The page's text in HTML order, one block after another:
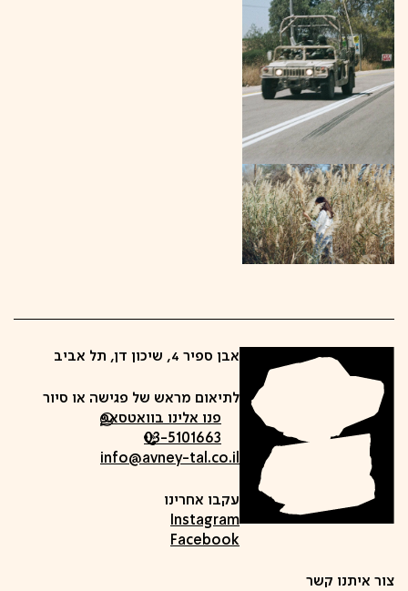
צור איתנו קשר
אבן ספיר 4, שיכון דן, תל אביב
לתיאום מראש של פגישה או סיור
פנו אלינו בוואטסאפ
03-5101663
info@avney-tal.co.il
עקבו אחרינו
Instagram
Facebook